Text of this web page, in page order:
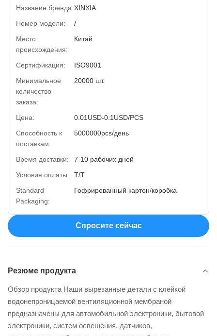
Название бренда:XINXIA
Номер модели:
/
Место
происхождения:
Китай
Сертификация:
ISO9001
Минимальное
количество
заказа:
20000 шт.
Цена:
0.01USD-0.1USD/PCS
Способность к
поставкам:
5000000pcs/день
Время доставки:
7-10 рабочих дней
Условия оплаты:
Т/Т
Standard
Packaging:
Гофрированный картон/коробка
Спросите сейчас
Резюме продукта
Обзор продукта Наши вырезанные детали с клейкой
водонепроницаемой вентиляционной мембраной
предназначены для автомобильной электроники, бытовой
электроники, систем освещения, датчиков,